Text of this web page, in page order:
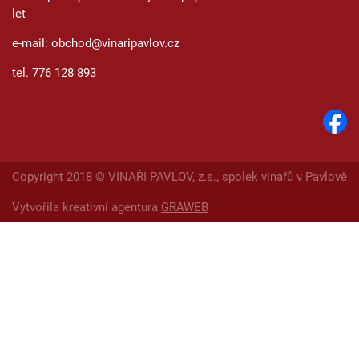
let
e-mail: obchod@vinaripavlov.cz
tel. 776 128 893
Copyright 2018 © VINAŘI PAVLOV, z.s., spolek vinařů v Pavlově
Vytvořila kreativní agentura GRAWEB